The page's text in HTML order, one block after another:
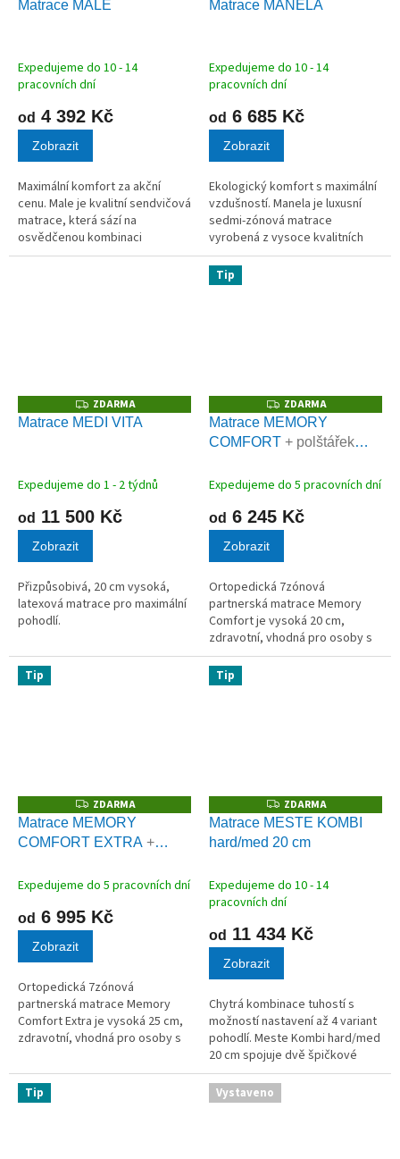
A
Matrace MALE
Expedujeme do 10 - 14
pracovních dní
od 4 392 Kč
Zobrazit
Maximální komfort za akční
cenu. Male je kvalitní sendvičová
matrace, která sází na
osvědčenou kombinaci
zpevněného jádra a jemného
A
Matrace MANELA
Expedujeme do 10 - 14
pracovních dní
od 6 685 Kč
Zobrazit
Ekologický komfort s maximální
vzdušností. Manela je luxusní
sedmi-zónová matrace
vyrobená z vysoce kvalitních
pěn o hustotě 40 kg/m³ s 20%
podílem přírodních rostlinných
olejů. Tato "bio-pěna" je nejen...
Z
D
A
ZDARMA
Matrace MEDI VITA
Expedujeme do 1 - 2 týdnů
od 11 500 Kč
Zobrazit
Přizpůsobivá, 20 cm vysoká,
latexová matrace pro maximální
pohodlí.
Tip
Z
D
A
R
ZDARMA
Matrace MEMORY
COMFORT + polštářek
Expedujeme do 5 pracovních dní
od 6 245 Kč
Zobrazit
Ortopedická 7zónová
partnerská matrace Memory
Comfort je vysoká 20 cm,
zdravotní, vhodná pro osoby s
bolestmi zad a kloubů. Tvoří ji
různě tuhé VISCO a PUR pěny.
Memory Comfort je oblíbená
Tip
Z
D
A
R
ZDARMA
Matrace MEMORY
COMFORT EXTRA +
Expedujeme do 5 pracovních dní
od 6 995 Kč
Zobrazit
Ortopedická 7zónová
partnerská matrace Memory
Comfort Extra je vysoká 25 cm,
zdravotní, vhodná pro osoby s
různě tuhé VISCO a PUR pěny.
Tip
Z
D
A
R
ZDARMA
Matrace MESTE KOMBI
hard/med 20 cm
Expedujeme do 10 - 14
pracovních dní
od 11 434 Kč
Zobrazit
Chytrá kombinace tuhostí s
možností nastavení až 4 variant
pohodlí. Meste Kombi hard/med
20 cm spojuje dvě špičkové
studené pěny o vysoké gramáži
55 kg/m³ do jednoho jádra. Tato
konstrukce vám umožní...
Tip Vystaveno